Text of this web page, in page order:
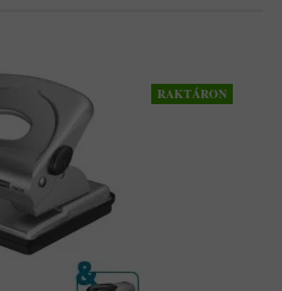
RAKTÁRON